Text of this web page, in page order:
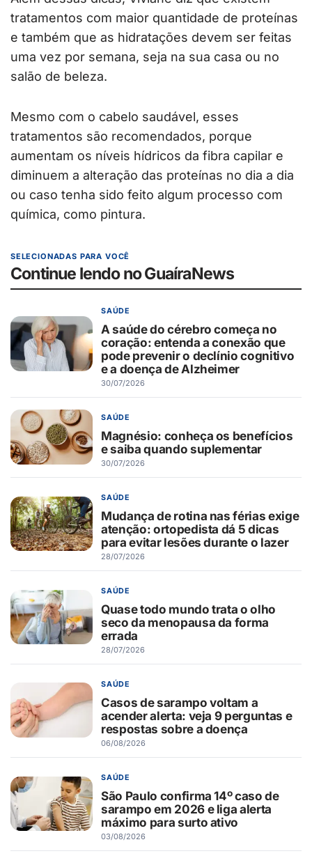
tratamentos com maior quantidade de proteínas
e também que as hidratações devem ser feitas
uma vez por semana, seja na sua casa ou no
salão de beleza.
Mesmo com o cabelo saudável, esses
tratamentos são recomendados, porque
aumentam os níveis hídricos da fibra capilar e
diminuem a alteração das proteínas no dia a dia
ou caso tenha sido feito algum processo com
química, como pintura.
SELECIONADAS PARA VOCÊ
Continue lendo no GuaíraNews
SAÚDE
A saúde do cérebro começa no
coração: entenda a conexão que
pode prevenir o declínio cognitivo
e a doença de Alzheimer
30/07/2026
SAÚDE
Magnésio: conheça os benefícios
e saiba quando suplementar
30/07/2026
SAÚDE
Mudança de rotina nas férias exige
atenção: ortopedista dá 5 dicas
para evitar lesões durante o lazer
28/07/2026
SAÚDE
Quase todo mundo trata o olho
seco da menopausa da forma
errada
28/07/2026
SAÚDE
Casos de sarampo voltam a
acender alerta: veja 9 perguntas e
respostas sobre a doença
06/08/2026
SAÚDE
São Paulo confirma 14º caso de
sarampo em 2026 e liga alerta
máximo para surto ativo
03/08/2026